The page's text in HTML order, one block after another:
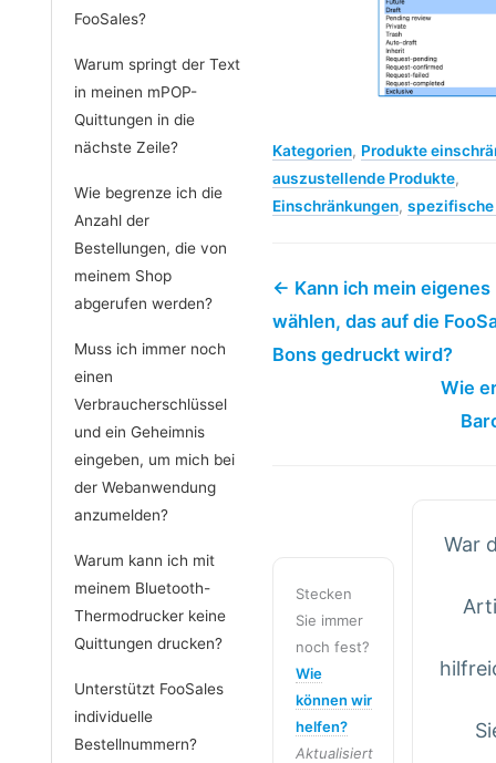
FooSales?
Warum springt der Text
in meinen mPOP-
Quittungen in die
nächste Zeile?
Wie begrenze ich die
Anzahl der
Bestellungen, die von
meinem Shop
abgerufen werden?
Muss ich immer noch
einen
Verbraucherschlüssel
und ein Geheimnis
eingeben, um mich bei
der Webanwendung
anzumelden?
Warum kann ich mit
meinem Bluetooth-
Thermodrucker keine
Quittungen drucken?
Unterstützt FooSales
individuelle
Bestellnummern?
Kategorien, Produkte
auszustellende Produkte,
Einschränkungen, spezifische
← Kann ich mein eigenes
wählen, das auf die
Bons gedruckt wird?
Wie
Stecken
Sie immer
noch fest?
Wie
können wir
helfen?
Aktualisiert
War